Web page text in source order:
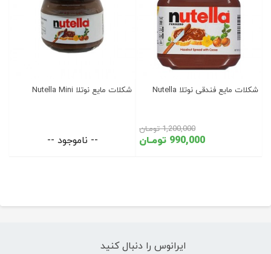
شکلات مایع فندقی نوتلا Nutella
990,000 تومـان
1,200,000 تومـان
شکلات مایع نوتلا Nutella Mini
-- ناموجود --
ایرانوس را دنبال کنید